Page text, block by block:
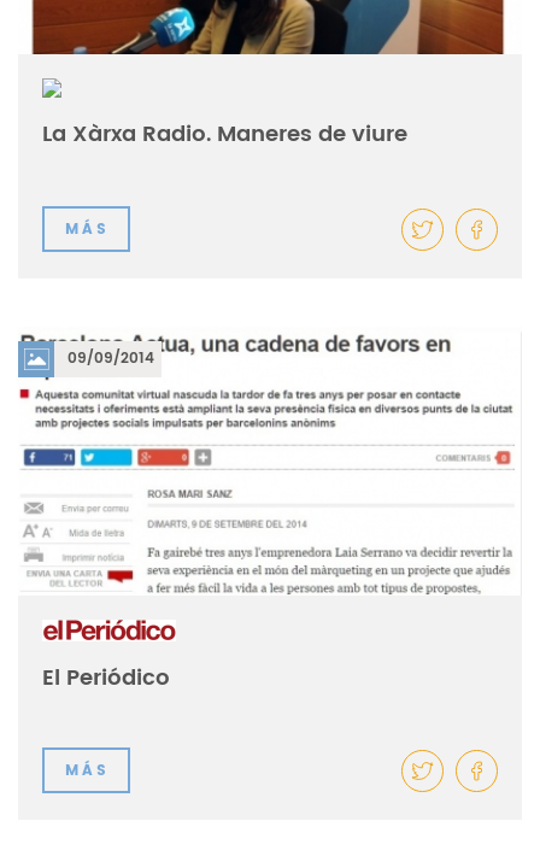
La Xàrxa Radio. Maneres de viure
MÁS
09/09/2014
El Periódico
MÁS